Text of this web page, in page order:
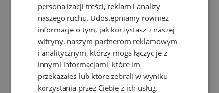
personalizacji treści, reklam i analizy
naszego ruchu. Udostępniamy również
informacje o tym, jak korzystasz z naszej
witryny, naszym partnerom reklamowym
i analitycznym, którzy mogą łączyć je z
innymi informacjami, które im
przekazałeś lub które zebrali w wyniku
korzystania przez Ciebie z ich usług.